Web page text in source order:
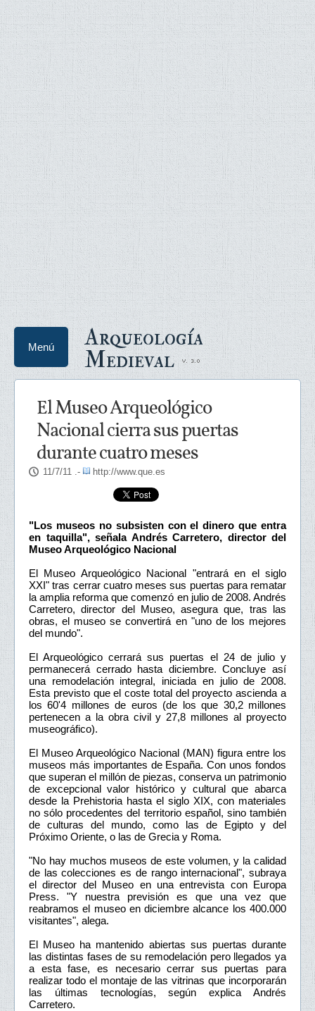
Arqueología
Medieval
Menú
El Museo Arqueológico
Nacional cierra sus puertas
durante cuatro meses
11/7/11 .- http://www.que.es
"Los museos no subsisten con el dinero que entra
en taquilla", señala Andrés Carretero, director del
Museo Arqueológico Nacional
El Museo Arqueológico Nacional "entrará en el siglo
XXI" tras cerrar cuatro meses sus puertas para rematar
la amplia reforma que comenzó en julio de 2008. Andrés
Carretero, director del Museo, asegura que, tras las
obras, el museo se convertirá en "uno de los mejores
del mundo".
El Arqueológico cerrará sus puertas el 24 de julio y
permanecerá cerrado hasta diciembre. Concluye así
una remodelación integral, iniciada en julio de 2008.
Esta previsto que el coste total del proyecto ascienda a
los 60'4 millones de euros (de los que 30,2 millones
pertenecen a la obra civil y 27,8 millones al proyecto
museográfico).
El Museo Arqueológico Nacional (MAN) figura entre los
museos más importantes de España. Con unos fondos
que superan el millón de piezas, conserva un patrimonio
de excepcional valor histórico y cultural que abarca
desde la Prehistoria hasta el siglo XIX, con materiales
no sólo procedentes del territorio español, sino también
de culturas del mundo, como las de Egipto y del
Próximo Oriente, o las de Grecia y Roma.
"No hay muchos museos de este volumen, y la calidad
de las colecciones es de rango internacional", subraya
el director del Museo en una entrevista con Europa
Press. "Y nuestra previsión es que una vez que
reabramos el museo en diciembre alcance los 400.000
visitantes", alega.
El Museo ha mantenido abiertas sus puertas durante
las distintas fases de su remodelación pero llegados ya
a esta fase, es necesario cerrar sus puertas para
realizar todo el montaje de las vitrinas que incorporarán
las últimas tecnologías, según explica Andrés
Carretero.